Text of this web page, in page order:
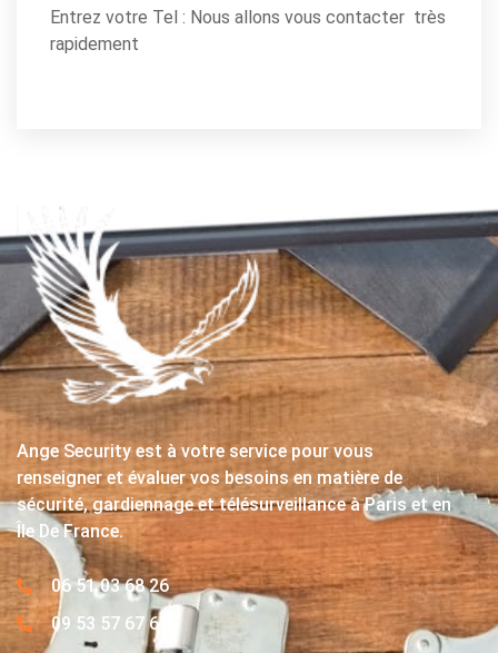
Entrez votre Tel : Nous allons vous contacter très
rapidement
Ange Security est à votre service pour vous
renseigner et évaluer vos besoins en matière de
sécurité, gardiennage et télésurveillance à Paris et en
Île De France.
06 51 03 68 26
09 53 57 67 63